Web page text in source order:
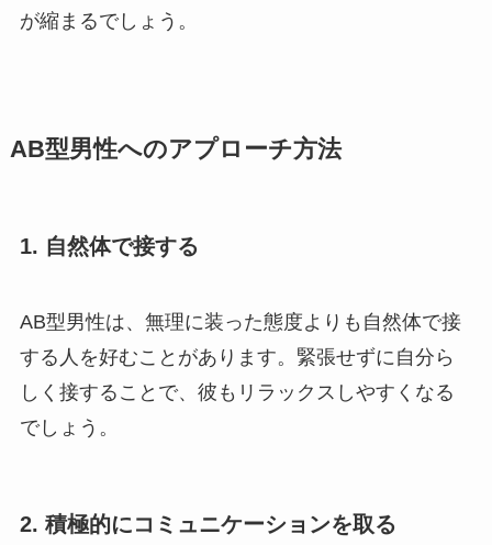
が縮まるでしょう。
AB型男性へのアプローチ方法
1. 自然体で接する
AB型男性は、無理に装った態度よりも自然体で接
する人を好むことがあります。緊張せずに自分ら
しく接することで、彼もリラックスしやすくなる
でしょう。
2. 積極的にコミュニケーションを取る